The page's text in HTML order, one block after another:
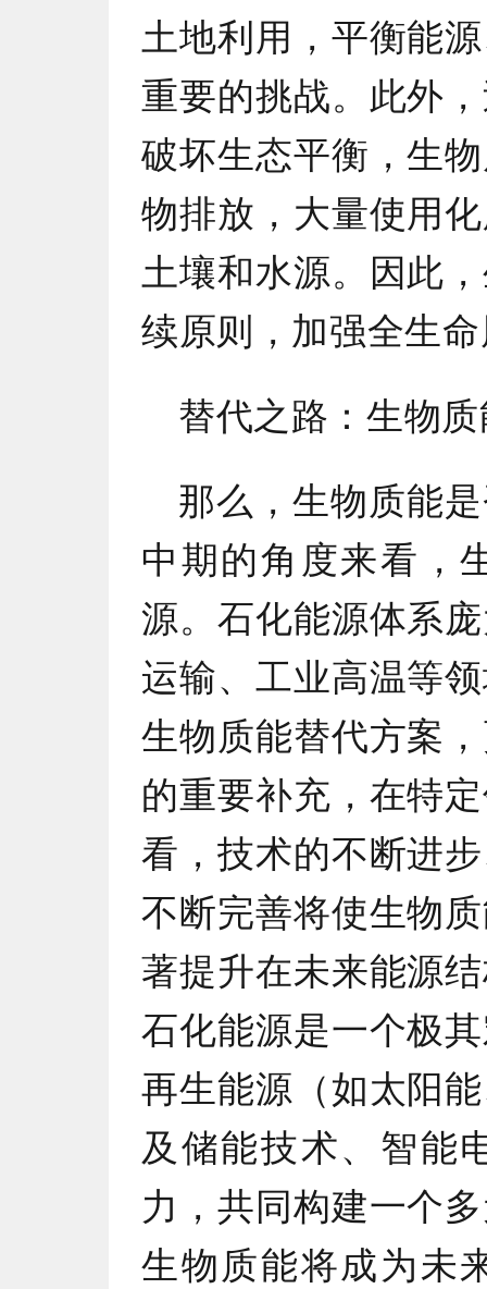
土地利用，平衡能
重要的挑战。此外
破坏生态平衡，生
物排放，大量使用
土壤和水源。因此
续原则，加强全生
替代之路：生物
那么，生物质能
中期的角度来看，
源。石化能源体系
运输、工业高温等
生物质能替代方案
的重要补充，在特
看，技术的不断进
不断完善将使生物
著提升在未来能源
石化能源是一个极
再生能源（如太阳
及储能技术、智能
力，共同构建一个
生物质能将成为未